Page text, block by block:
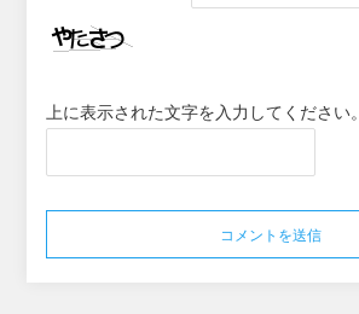
上に表示された文字を入力してください。